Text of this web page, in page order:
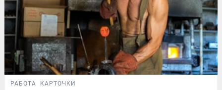
РАБОТА КАРТОЧКИ